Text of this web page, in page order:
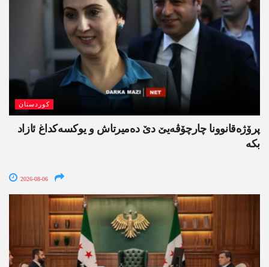
کوردستان
پرۆژەقانوونا چارچۆڤەیێ دێ دەمیرتاش و یوکسەکداغ ئازاد
بکە
2026-08-06